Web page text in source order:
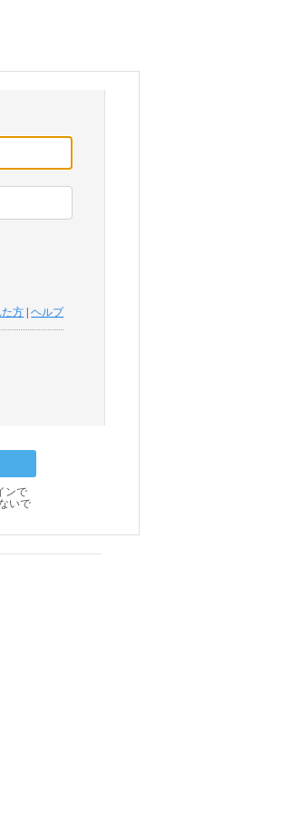
方 |ヘルプ
ンで
いで